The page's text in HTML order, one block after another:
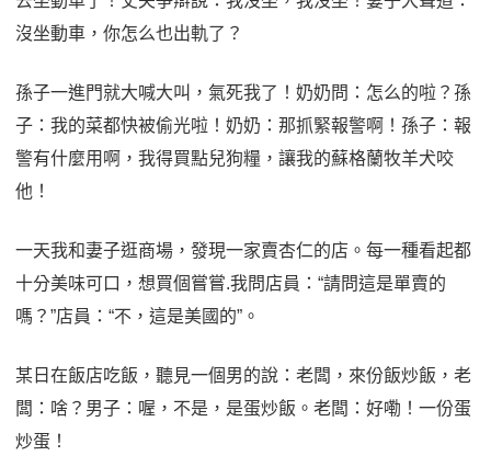
沒坐動車，你怎么也出軌了？
孫子一進門就大喊大叫，氣死我了！奶奶問：怎么的啦？孫
子：我的菜都快被偷光啦！奶奶：那抓緊報警啊！孫子：報
警有什麼用啊，我得買點兒狗糧，讓我的蘇格蘭牧羊犬咬
他！
一天我和妻子逛商場，發現一家賣杏仁的店。每一種看起都
十分美味可口，想買個嘗嘗.我問店員：“請問這是單賣的
嗎？”店員：“不，這是美國的”。
某日在飯店吃飯，聽見一個男的說：老闆，來份飯炒飯，老
闆：啥？男子：喔，不是，是蛋炒飯。老闆：好嘞！一份蛋
炒蛋！